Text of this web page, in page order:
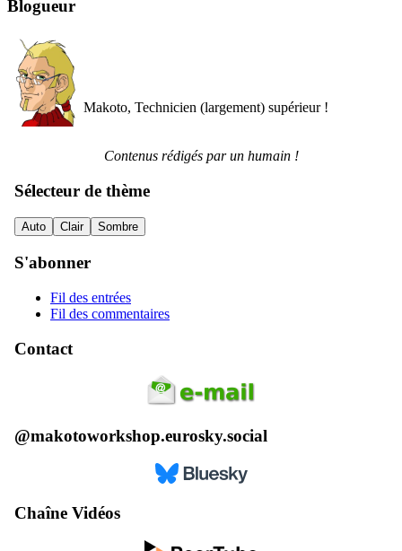
Blogueur
Makoto, Technicien (largement) supérieur !
Contenus rédigés par un humain !
Sélecteur de thème
Auto Clair Sombre
S'abonner
Fil des entrées
Fil des commentaires
Contact
@makotoworkshop.eurosky.social
Chaîne Vidéos